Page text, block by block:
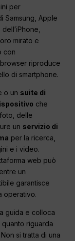
per
Samsung, Apple
mirato e
con
riproduce
di smartphone.
o un suite di
che
delle
un servizio di
per la ricerca,
e i video.
web può
un
garantisce
operativo.
guida e colloca
riguarda
si tratta di una